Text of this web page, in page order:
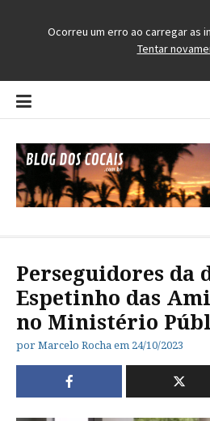
Pular
para
conteúdo
Perseguidores da
Espetinho das
no Ministério
por Marcelo Rocha em 24/10/2023